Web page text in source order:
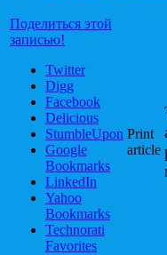
Поделиться этой
записью!
Twitter
Digg
Facebook
Delicious
StumbleUpon
Google
Bookmarks
LinkedIn
Yahoo
Bookmarks
Technorati
Favorites
Print
article